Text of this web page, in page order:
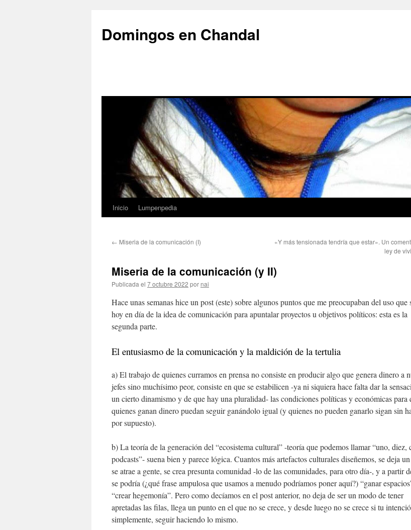
contenido
Domingos en Chandal
Inicio Lumpenpedia
← Miseria de la comunicación (I)
«Y más tensionada tendría que estar». Un
ley de
Miseria de la comunicación (y II)
Publicada el 7 octubre 2022 por nai
Hace unas semanas hice un post (este) sobre algunos puntos que me preocupaban del uso que
hoy en día de la idea de comunicación para apuntalar proyectos u objetivos políticos: esta es la
segunda parte.
El entusiasmo de la comunicación y la maldición de la tertulia
a) El trabajo de quienes curramos en prensa no consiste en producir algo que genera dinero a
jefes sino muchísimo peor, consiste en que se estabilicen -ya ni siquiera hace falta dar la
un cierto dinamismo y de que hay una pluralidad- las condiciones políticas y económicas para
quienes ganan dinero puedan seguir ganándolo igual (y quienes no pueden ganarlo sigan sin
por supuesto).
b) La teoría de la generación del “ecosistema cultural” -teoría que podemos llamar “uno, diez,
podcasts”- suena bien y parece lógica. Cuantos más artefactos culturales diseñemos, se deja
se atrae a gente, se crea presunta comunidad -lo de las comunidades, para otro día-, y a partir
se podría (¿qué frase ampulosa que usamos a menudo podríamos poner aquí?) “ganar
“crear hegemonía”. Pero como decíamos en el post anterior, no deja de ser un modo de tener
apretadas las filas, llega un punto en el que no se crece, y desde luego no se crece si tu
simplemente, seguir haciendo lo mismo.